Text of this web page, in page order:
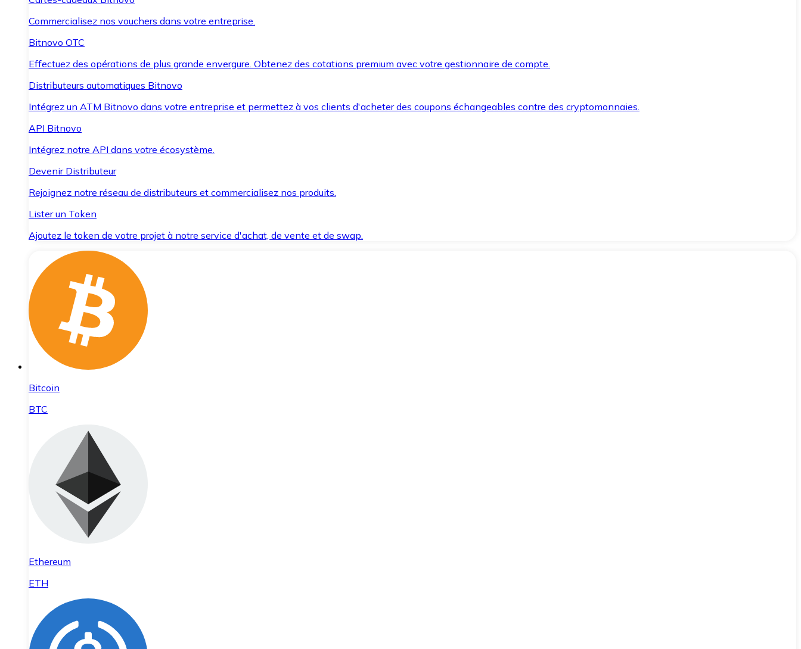
Commercialisez nos vouchers dans votre entreprise.
Bitnovo OTC
Effectuez des opérations de plus grande envergure. Obtenez des cotations premium avec votre gestionnaire de compte.
Distributeurs automatiques Bitnovo
Intégrez un ATM Bitnovo dans votre entreprise et permettez à vos clients d'acheter des coupons échangeables contre des cryptomonnaies.
API Bitnovo
Intégrez notre API dans votre écosystème.
Devenir Distributeur
Rejoignez notre réseau de distributeurs et commercialisez nos produits.
Lister un Token
Ajoutez le token de votre projet à notre service d'achat, de vente et de swap.
Bitcoin
BTC
Ethereum
ETH